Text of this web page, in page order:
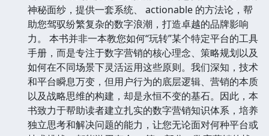
神秘面纱，提供一套系统、 actionable 的方法论，帮
助您驾驭纷繁复杂的数字浪潮，打造卓越的品牌影响
力。 本书并非一本教您如何“玩转”某个特定平台的工具
手册，而是专注于数字营销的核心理念、策略规划以及
如何在不同场景下灵活运用这些原则。我们深知，技术
和平台瞬息万变，但用户行为的底层逻辑、营销的本质
以及战略思维的构建，却是永恒不变的基石。因此，本
书致力于帮助读者建立扎实的数字营销知识体系，培养
独立思考和解决问题的能力，让您无论面对何种平台或